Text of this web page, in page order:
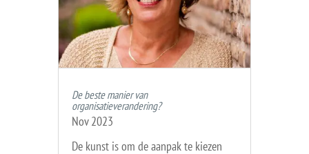
De beste manier van
organisatieverandering?
Nov 2023
De kunst is om de aanpak te kiezen